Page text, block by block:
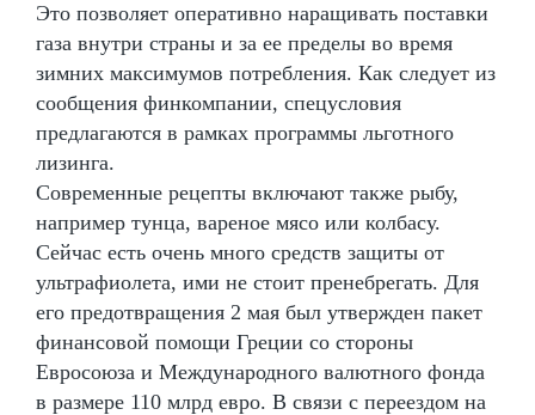
Это позволяет оперативно наращивать поставки
газа внутри страны и за ее пределы во время
зимних максимумов потребления. Как следует из
сообщения финкомпании, спецусловия
предлагаются в рамках программы льготного
лизинга.
Современные рецепты включают также рыбу,
например тунца, вареное мясо или колбасу.
Сейчас есть очень много средств защиты от
ультрафиолета, ими не стоит пренебрегать. Для
его предотвращения 2 мая был утвержден пакет
финансовой помощи Греции со стороны
Евросоюза и Международного валютного фонда
в размере 110 млрд евро. В связи с переездом на